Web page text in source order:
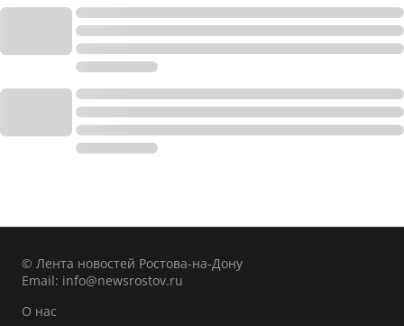
© Лента новостей Ростова-на-Дону
Email: info@newsrostov.ru
О нас